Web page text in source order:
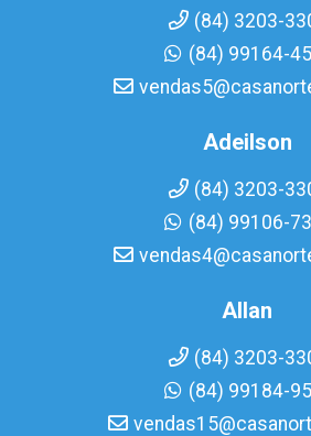
(84) 3203-
(84) 99164-
Adeilson
(84) 3203-
(84) 99106-
Allan
(84) 3203-
(84) 99184-